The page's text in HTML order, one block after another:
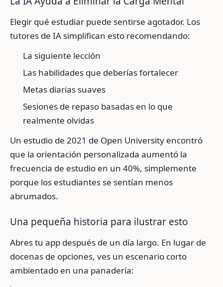
Elegir qué estudiar puede sentirse agotador. Los
tutores de IA simplifican esto recomendando:
La siguiente lección
Las habilidades que deberías fortalecer
Metas diarias suaves
Sesiones de repaso basadas en lo que
realmente olvidas
Un estudio de 2021 de Open University encontró
que la orientación personalizada aumentó la
frecuencia de estudio en un 40%, simplemente
porque los estudiantes se sentían menos
abrumados.
Una pequeña historia para ilustrar esto
Abres tu app después de un día largo. En lugar de
docenas de opciones, ves un escenario corto
ambientado en una panadería: